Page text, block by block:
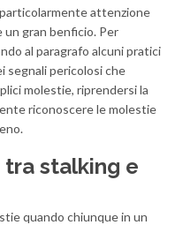
attenzione
gran benficio. Per
al paragrafo alcuni pratici
segnali pericolosi che
molestie, riprendersi la
riconoscere le molestie
tra stalking e
quando chiunque in un